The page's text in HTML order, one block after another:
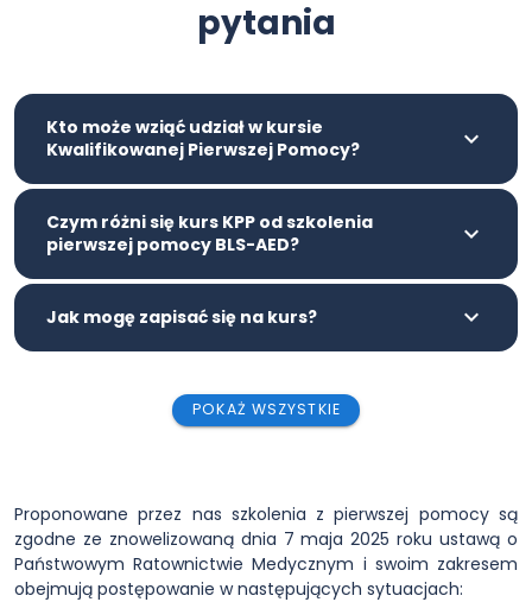
pytania
Kto może wziąć udział w kursie
Kwalifikowanej Pierwszej Pomocy?
Czym różni się kurs KPP od szkolenia
pierwszej pomocy BLS-AED?
Jak mogę zapisać się na kurs?
POKAŻ WSZYSTKIE
Proponowane przez nas szkolenia z pierwszej pomocy są
zgodne ze znowelizowaną dnia 7 maja 2025 roku ustawą o
Państwowym Ratownictwie Medycznym i swoim zakresem
obejmują postępowanie w następujących sytuacjach: